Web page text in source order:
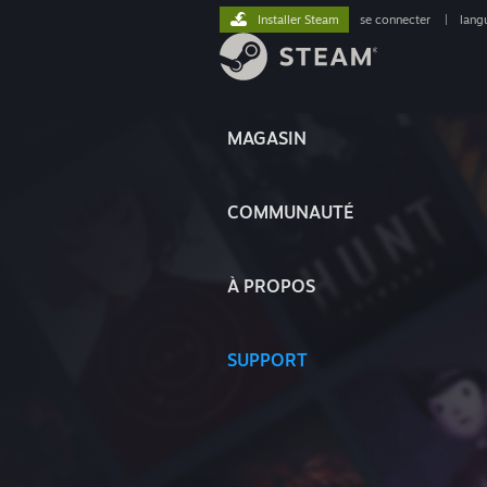
MAGASIN
COMMUNAUTÉ
À PROPOS
SUPPORT
Installer Steam se connecter